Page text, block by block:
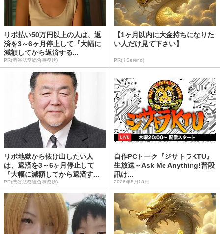
リボ払い50万円以上の人は、返
済を3～6ヶ月停止して『大幅に
減額してから返済する...
PR(渋谷法務総合事務所)
【1ヶ月以内に大金持ちになりた
い人だけ見て下さい】
PR(Il Sereno)
リボ地獄から抜け出したい人
は、返済を3～6ヶ月停止して
『大幅に減額してから返済す...
PR(渋谷法務総合事務所)
自作PCトーク『ジサトラKTU』
生放送～Ask Me Anything!普段
訊け...
2026年5月18日